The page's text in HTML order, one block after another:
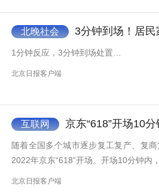
这样的花农，凌晨便从太湖边的
钱，没想到大家更爱荷花。 夏季农
别错过本地特色荷花时令小吃。
品尝糕点，一边欣赏白墙黛瓦的
北晚社会 3分钟到场！居
1分钟反应，3分钟到场处置…
北京日报客户端
互联网 京东“618”开场10
随着全国多个城市逐步复工复产、复
2022年京东“618”开场。开场10分钟内
北京日报客户端